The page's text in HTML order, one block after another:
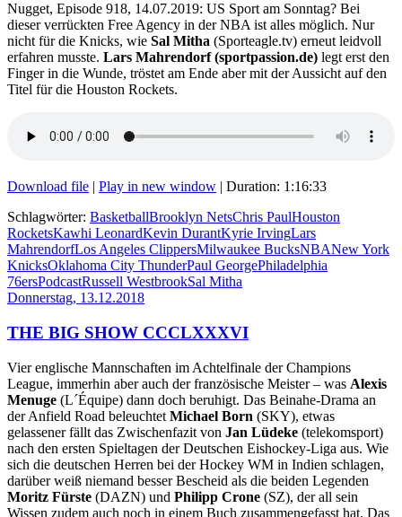
Nugget, Episode 918, 14.07.2019: US Sport am Sonntag? Bei
dieser verrückten Free Agency in der NBA ist alles möglich. Nur
nicht für die Knicks, wie Sal Mitha (Sporteagle.tv) erneut leidvoll
erfahren musste. Lars Mahrendorf (sportpassion.de) legt erst den
Finger in die Wunde, tröstet am Ende aber mit der Aussicht auf den
Titel für die Houston Rockets.
Download file | Play in new window | Duration: 1:16:33
Schlagwörter: BasketballBrooklyn NetsChris PaulHouston
RocketsKawhi LeonardKevin DurantKyrie IrvingLars
MahrendorfLos Angeles ClippersMilwaukee BucksNBANew York
KnicksOklahoma City ThunderPaul GeorgePhiladelphia
76ersPodcastRussell WestbrookSal Mitha
Donnerstag, 13.12.2018
THE BIG SHOW CCCLXXXVI
Vier englische Mannschaften im Achtelfinale der Champions
League, immerhin aber auch der französische Meister – was Alexis
Menuge (L´Équipe) dann doch beruhigt. Das Beinahe-Drama an
der Anfield Road beleuchtet Michael Born (SKY), etwas
gelassener fällt das Zwischenfazit von Jan Lüdeke (telekomsport)
nach den ersten Spieltagen der Deutschen Eishockey-Liga aus. Wie
sich die deutschen Herren bei der Hockey WM in Indien schlagen,
darüber weiß niemand besser Bescheid als die beiden Legenden
Moritz Fürste (DAZN) und Philipp Crone (SZ), der all sein
Wissen zudem auch noch in einem Buch zusammengefasst hat. Das